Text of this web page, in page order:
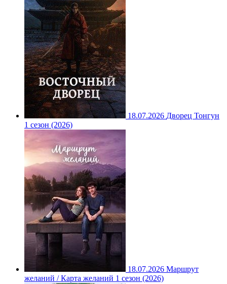
18.07.2026 Дворец Тонгун
1 сезон (2026)
18.07.2026 Маршрут
желаний / Карта желаний 1 сезон (2026)